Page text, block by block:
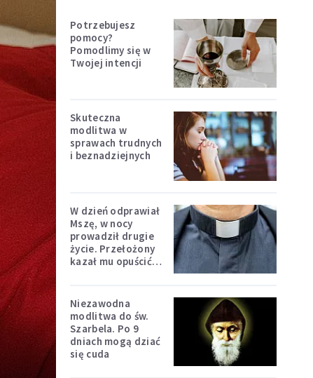
Potrzebujesz
pomocy?
Pomodlimy się w
Twojej intencji
Skuteczna
modlitwa w
sprawach trudnych
i beznadziejnych
W dzień odprawiał
Mszę, w nocy
prowadził drugie
życie. Przełożony
kazał mu opuścić
Niezawodna
modlitwa do św.
Szarbela. Po 9
dniach mogą dziać
się cuda